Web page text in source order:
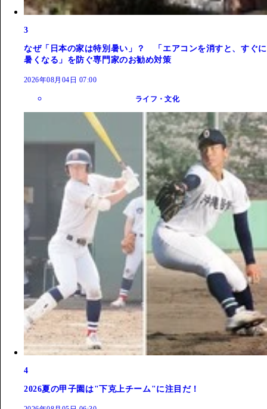
3
なぜ「日本の家は特別暑い」？ 「エアコンを消すと、すぐに
暑くなる」を防ぐ専門家のお勧め対策
2026年08月04日 07:00
ライフ・文化
4
2026夏の甲子園は"下克上チーム"に注目だ！